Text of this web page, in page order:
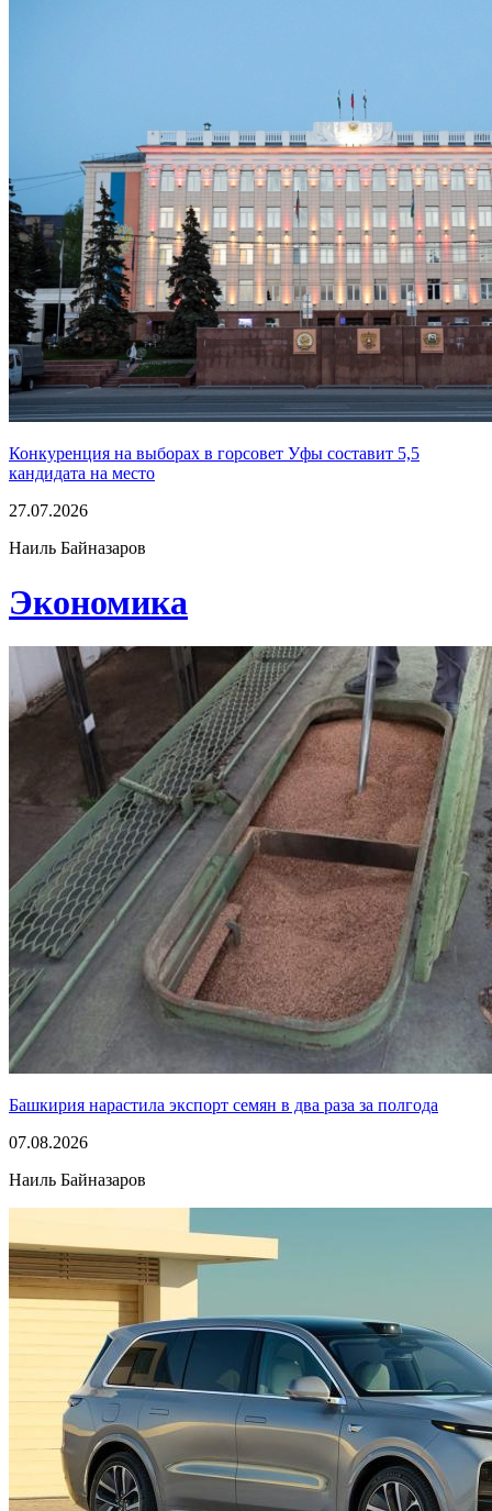
Конкуренция на выборах в горсовет Уфы составит 5,5
кандидата на место
27.07.2026
Наиль Байназаров
Экономика
Башкирия нарастила экспорт семян в два раза за полгода
07.08.2026
Наиль Байназаров